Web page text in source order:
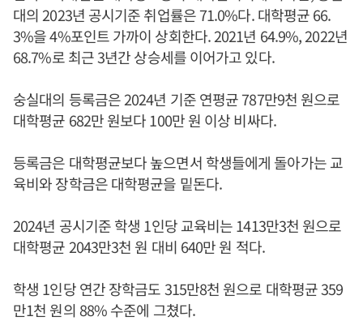
대의 2023년 공시기준 취업률은 71.0%다. 대학평균 66.
3%을 4%포인트 가까이 상회한다. 2021년 64.9%, 2022년
68.7%로 최근 3년간 상승세를 이어가고 있다.
숭실대의 등록금은 2024년 기준 연평균 787만9천 원으로
대학평균 682만 원보다 100만 원 이상 비싸다.
등록금은 대학평균보다 높으면서 학생들에게 돌아가는 교
육비와 장학금은 대학평균을 밑돈다.
2024년 공시기준 학생 1인당 교육비는 1413만3천 원으로
대학평균 2043만3천 원 대비 640만 원 적다.
학생 1인당 연간 장학금도 315만8천 원으로 대학평균 359
만1천 원의 88% 수준에 그쳤다.